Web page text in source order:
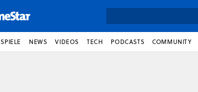
SPIELE NEWS VIDEOS TECH PODCASTS COMMUNITY